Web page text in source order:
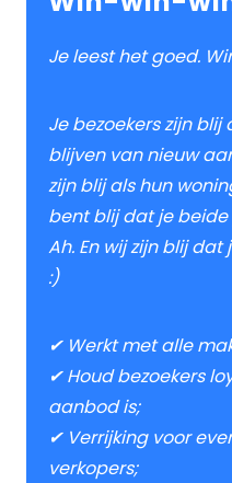
Je leest het goed.
Je bezoekers zijn
blijven van nieuw
zijn blij als hun
bent blij dat je
Ah. En wij zijn blij
:)
✔ Werkt met alle
✔ Houd bezoekers
aanbod is;
✔ Verrijking voor
verkopers;